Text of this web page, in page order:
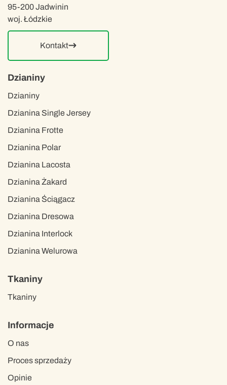
95-200 Jadwinin
woj. Łódzkie
Kontakt
Dzianiny
Dzianiny
Dzianina Single Jersey
Dzianina Frotte
Dzianina Polar
Dzianina Lacosta
Dzianina Żakard
Dzianina Ściągacz
Dzianina Dresowa
Dzianina Interlock
Dzianina Welurowa
Tkaniny
Tkaniny
Informacje
O nas
Proces sprzedaży
Opinie